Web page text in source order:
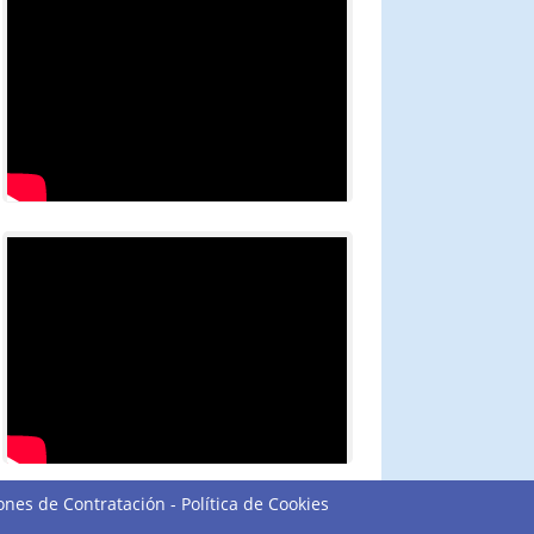
de Contratación - Política de Cookies